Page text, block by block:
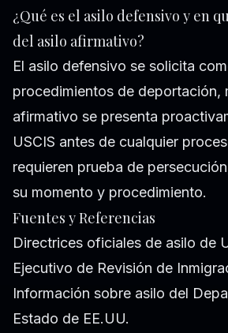
¿Qué es el asilo defensivo y en
del asilo afirmativo?
El asilo defensivo se solicita
procedimientos de deportación,
afirmativo se presenta
USCIS antes de cualquier
requieren prueba de
su momento y procedimiento.
Fuentes y Referencias
Directrices oficiales de asilo de
Ejecutivo de Revisión de
Información sobre asilo del
Estado de EE.UU.